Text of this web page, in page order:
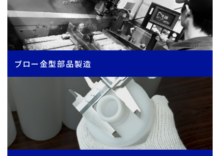
ブロー金型部品製造